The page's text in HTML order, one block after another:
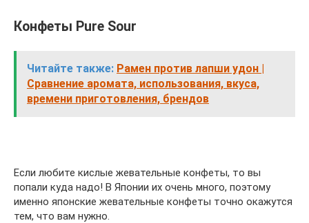
Конфеты Pure Sour
Читайте также: Рамен против лапши удон |
Сравнение аромата, использования, вкуса,
времени приготовления, брендов
Если любите кислые жевательные конфеты, то вы
попали куда надо! В Японии их очень много, поэтому
именно японские жевательные конфеты точно окажутся
тем, что вам нужно.